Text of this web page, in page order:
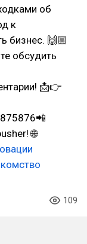
об
к
бизнес. 🙌🏼
обсудить
📩👉
🌐
109